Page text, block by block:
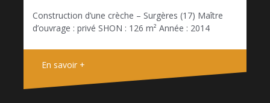
Construction d’une crèche – Surgères (17) Maître
d’ouvrage : privé SHON : 126 m² Année : 2014
En savoir +